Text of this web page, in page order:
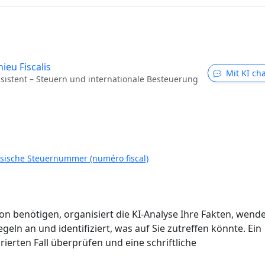
Fiscalis
– Steuern und internationale Besteuerung Mit KI
Steuernummer (numéro fiscal)
benötigen, organisiert die KI-Analyse Ihre Fakten,
an und identifiziert, was auf Sie zutreffen könnte. Ein
Fall überprüfen und eine schriftliche